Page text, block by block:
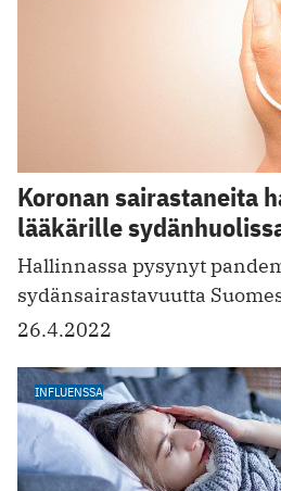
Koronan sairastaneita
lääkärille
Hallinnassa pysynyt
sydänsairastavuutta
26.4.2022
INFLUENSSA